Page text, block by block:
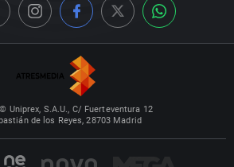
Uniprex, S.A.U., C/ Fuerteventura 12
de los Reyes, 28703 Madrid